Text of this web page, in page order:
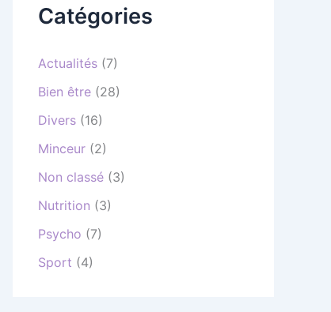
Catégories
Actualités (7)
Bien être (28)
Divers (16)
Minceur (2)
Non classé (3)
Nutrition (3)
Psycho (7)
Sport (4)